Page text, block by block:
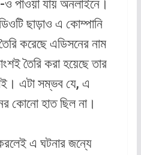
পাওয়া যায় অনলাইনে।
ছাড়াও এ কোম্পানি
করেছে এডিসনের নাম
তৈরি করা হয়েছে তার
এটা সম্ভব যে, এ
কোনো হাত ছিল না।
এ ঘটনার জন্যে